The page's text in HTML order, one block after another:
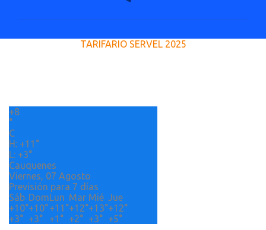
i
s
TARIFARIO SERVEL 2025
+8
°
C
H: +11°
L: +3°
Cauquenes
Viernes, 07 Agosto
Previsión para 7 días
Sáb DomLun Mar Mié Jue
+10°+10°+11°+12°+13°+12°
+3° +3° +1° +2° +3° +5°